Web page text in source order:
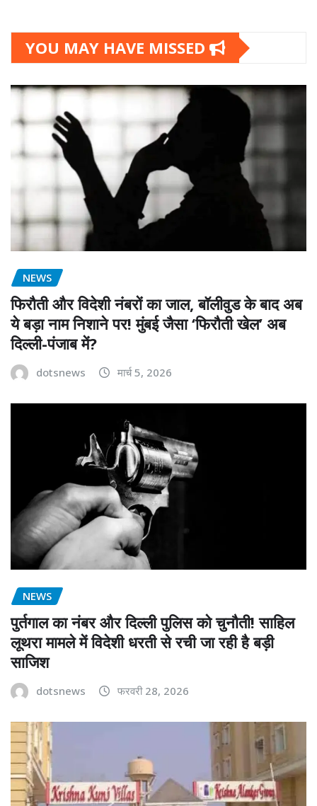
YOU MAY HAVE MISSED
NEWS
फिरौती और विदेशी नंबरों का जाल, बॉलीवुड के बाद अब
ये बड़ा नाम निशाने पर! मुंबई जैसा ‘फिरौती खेल’ अब
दिल्ली-पंजाब में?
dotsnews मार्च 5, 2026
NEWS
पुर्तगाल का नंबर और दिल्ली पुलिस को चुनौती! साहिल
लूथरा मामले में विदेशी धरती से रची जा रही है बड़ी
साजिश
dotsnews फरवरी 28, 2026